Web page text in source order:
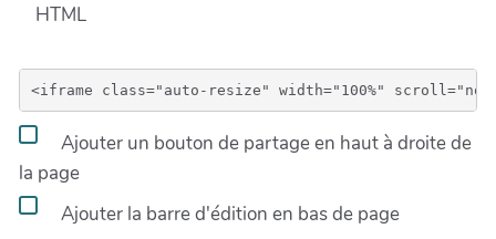
HTML
Ajouter un bouton de partage en haut à droite de
la page
Ajouter la barre d'édition en bas de page